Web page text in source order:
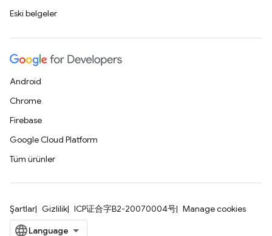
Eski belgeler
Android
Chrome
Firebase
Google Cloud Platform
Tüm ürünler
Şartlar Gizlilik ICP证合字B2-20070004号 Manage cookies